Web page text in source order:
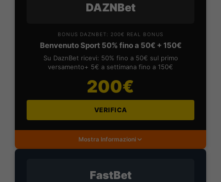
DAZNBet
BONUS DAZNBET: 200€ REAL BONUS
Benvenuto Sport 50% fino a 50€ + 150€
Su DaznBet ricevi: 50% fino a 50€ sul primo
versamento+ 5€ a settimana fino a 150€
200€
VERIFICA
Mostra Informazioni
FastBet